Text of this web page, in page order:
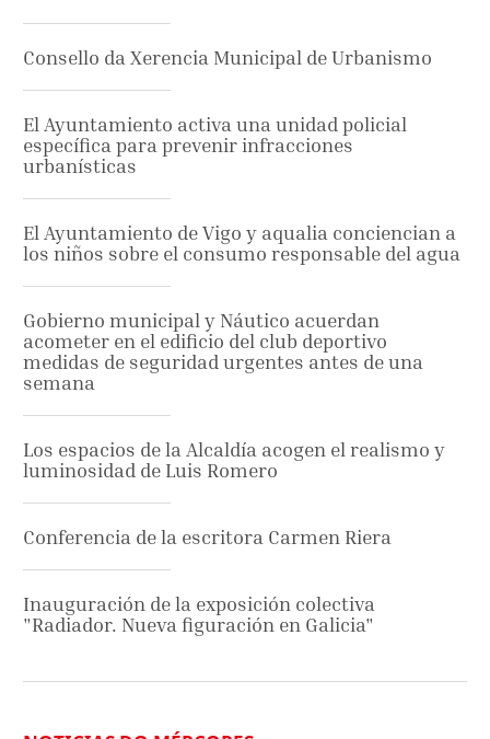
Consello da Xerencia Municipal de Urbanismo
El Ayuntamiento activa una unidad policial
específica para prevenir infracciones
urbanísticas
El Ayuntamiento de Vigo y aqualia conciencian a
los niños sobre el consumo responsable del agua
Gobierno municipal y Náutico acuerdan
acometer en el edificio del club deportivo
medidas de seguridad urgentes antes de una
semana
Los espacios de la Alcaldía acogen el realismo y
luminosidad de Luis Romero
Conferencia de la escritora Carmen Riera
Inauguración de la exposición colectiva
"Radiador. Nueva figuración en Galicia"